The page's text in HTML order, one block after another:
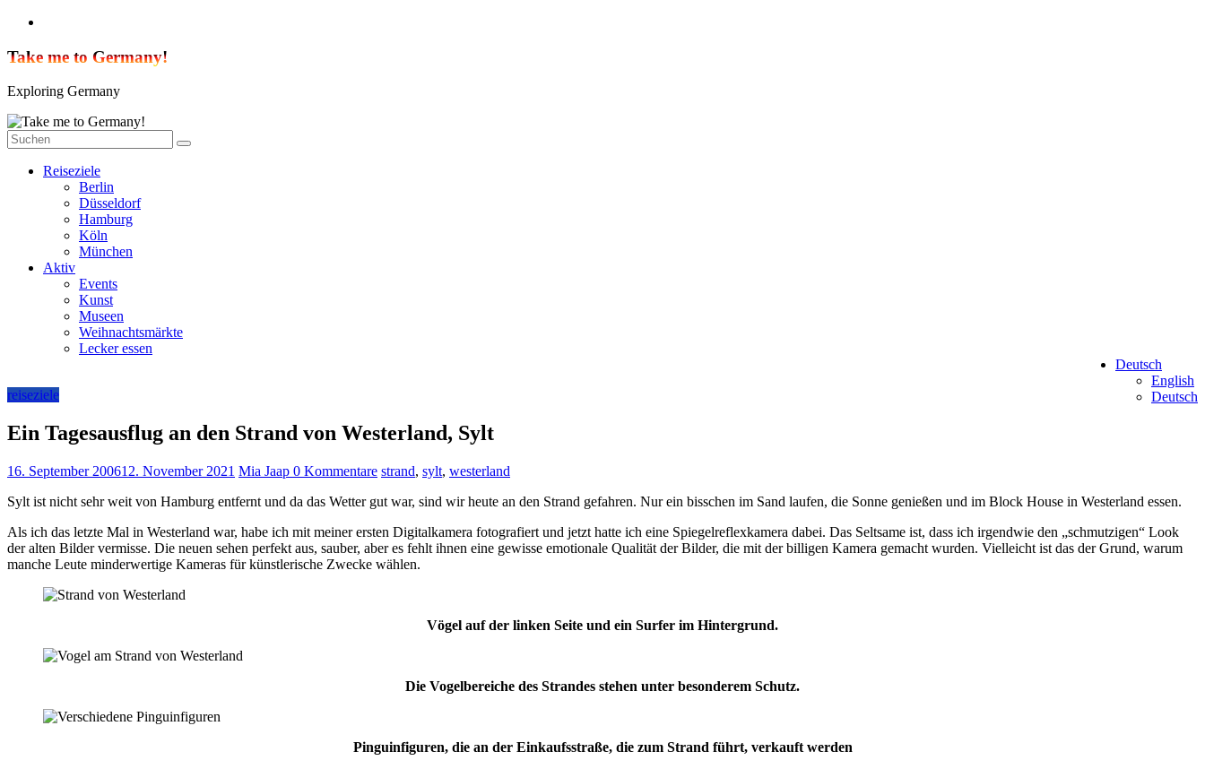
Zum
springen
Take me to Germany!
Exploring Germany
Reiseziele
Berlin
Düsseldorf
Hamburg
Köln
München
Aktiv
Events
Kunst
Museen
Weihnachtsmärkte
Lecker essen
Deutsch
English
Deutsch
reiseziele
Ein Tagesausflug an den Strand von Westerland, Sylt
16. September 200612. November 2021 Mia Jaap 0 Kommentare strand, sylt, westerland
Sylt ist nicht sehr weit von Hamburg entfernt und da das Wetter gut war, sind wir heute an den Strand gefahren. Nur ein bisschen im Sand laufen, die Sonne genießen und im Block House in Westerland essen.
Als ich das letzte Mal in Westerland war, habe ich mit meiner ersten Digitalkamera fotografiert und jetzt hatte ich eine Spiegelreflexkamera dabei. Das Seltsame ist, dass ich irgendwie den „schmutzigen“ Look
der alten Bilder vermisse. Die neuen sehen perfekt aus, sauber, aber es fehlt ihnen eine gewisse emotionale Qualität der Bilder, die mit der billigen Kamera gemacht wurden. Vielleicht ist das der Grund, warum
manche Leute minderwertige Kameras für künstlerische Zwecke wählen.
Vögel auf der linken Seite und ein Surfer im Hintergrund.
Die Vogelbereiche des Strandes stehen unter besonderem Schutz.
Pinguinfiguren, die an der Einkaufsstraße, die zum Strand führt, verkauft werden